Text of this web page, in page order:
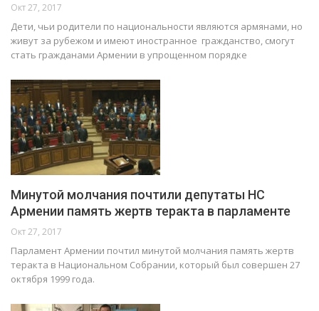
Окт 27, 2017
Дети, чьи родители по национальности являются армянами, но
живут за рубежом и имеют иностранное гражданство, смогут
стать гражданами Армении в упрощенном порядке
Минутой молчания почтили депутаты НС
Армении память жертв теракта в парламенте
Окт 27, 2017
Парламент Армении почтил минутой молчания память жертв
теракта в Национальном Собрании, который был совершен 27
октября 1999 года.